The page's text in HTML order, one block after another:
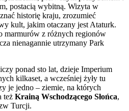
postacią wybitną. Wizyta w
historię kraju, zrozumieć
kult, jakim otaczany jest Ataturk.
marmurów z różnych regionów
nienagannie utrzymany Park
ponad sto lat, dzieje Imperium
kilkaset, a wcześniej żyły tu
je jedno – ziemie, na których
też Krainą Wschodzącego Słońca,
Turcji.